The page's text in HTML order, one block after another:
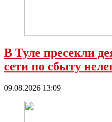
В Туле пресекли
сети по сбыту
09.08.2026 13:09